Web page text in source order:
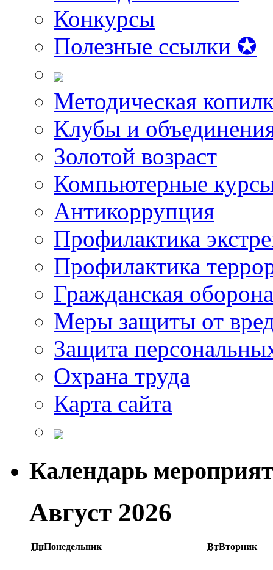
Конкурсы
Полезные ссылки ✪
Методическая
Клубы и
Золотой возраст
Компьютерные
Антикоррупция
Профилактика
Профилактика
Гражданская оборона
Меры защиты от
Защита
Охрана труда
Карта сайта
Календарь
Август 2026
ПнПонедельник ВтВторник